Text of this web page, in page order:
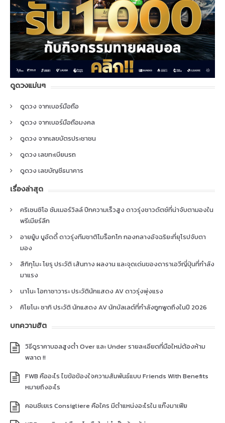
ดูดวงแม่นๆ
ดูดวง จากเบอร์มือถือ
ดูดวง จากเบอร์มือถือมงคล
ดูดวง จากเลขบัตรประชาชน
ดูดวง เลขทะเบียนรถ
ดูดวง เลขบัญชีธนาคาร
เรื่องล่าสุด
คริเซนซิโอ ซัมเมอร์วิลล์ ปีกความเร็วสูง ดาวรุ่งชาวดัตช์ที่น่าจับตามองใน
พรีเมียร์ลีก
อายยู้บ บูอัดดี้ ดาวรุ่งทีมชาติโมร็อกโก กองกลางอัจฉริยะที่ยุโรปจับตา
มอง
สึกิกุโมะ โยรุ ประวัติ เส้นทาง ผลงาน และจุดเด่นของดาราเอวีญี่ปุ่นที่กำลัง
มาแรง
นาโนะ โอกาซาวาระ ประวัตินักแสดง AV ดาวรุ่งพุ่งแรง
คิโยโนะ ซากิ ประวัติ นักแสดง AV นักบัลเลต์ที่กำลังถูกพูดถึงในปี 2026
บทความฮิต
วิธีดูราคาบอลสูงต่ำ Over และ Under รายละเอียดที่มือใหม่ต้องห้าม
พลาด !!
FWB คืออะไร ไขข้อข้องใจความสัมพันธ์แบบ Friends With Benefits
หมายถึงอะไร
คอนซีเยเร Consigliere คือใคร มีตำแหน่งอะไรใน แก๊งมาเฟีย